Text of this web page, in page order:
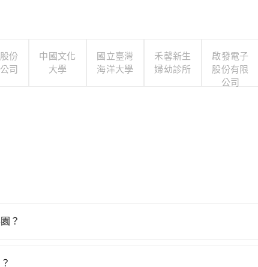
份
司
中國文化
大學
國立臺灣
海洋大學
禾馨新生
婦幼診所
啟發電子
股份有限
公司
？
站 (台北市萬華區) 前往最靠近的台北高鐵站，叫一輛計程